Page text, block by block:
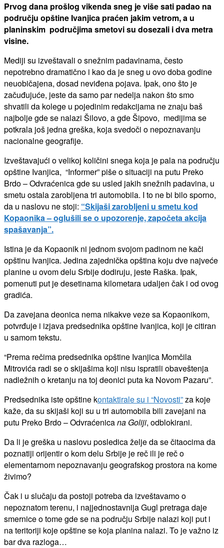
Prvog dana prošlog vikenda sneg je više sati padao na
području opštine Ivanjica praćen jakim vetrom, a u
planinskim područjima smetovi su dosezali i dva metra
visine.
Mediji su izveštavali o snežnim padavinama, često
nepotrebno dramatično i kao da je sneg u ovo doba godine
neuobičajena, dosad neviđena pojava. Ipak, ono što je
začuđujuće, jeste da samo par nedelja nakon što smo
shvatili da kolege u pojedinim redakcijama ne znaju baš
najbolje gde se nalazi Šilovo, a gde Šipovo, medijima se
potkrala još jedna greška, koja svedoči o nepoznavanju
nacionalne geografije.
Izveštavajući o velikoj količini snega koja je pala na području
opštine Ivanjica, “Informer” piše o situaciji na putu Preko
Brdo – Odvraćenica gde su usled jakih snežnih padavina, u
smetu ostala zarobljena tri automobila. I to ne bi bilo sporno,
da u naslovu ne stoji: “Skijaši zarobljeni u smetu kod
Kopaonika – oglušili se o upozorenje, započeta akcija
spašavanja”.
Istina je da Kopaonik ni jednom svojom padinom ne kači
opštinu Ivanjica. Jedina zajednička opština koju dve najveće
planine u ovom delu Srbije dodiruju, jeste Raška. Ipak,
pomenuti put je desetinama kilometara udaljen čak i od ovog
gradića.
Da zavejana deonica nema nikakve veze sa Kopaonikom,
potvrđuje i izjava predsednika opštine Ivanjica, koji je citiran
u samom tekstu.
“Prema rečima predsednika opštine Ivanjica Momčila
Mitrovića radi se o skijašima koji nisu ispratili obaveštenja
nadležnih o kretanju na toj deonici puta ka Novom Pazaru”.
Predsednika iste opštine kontaktirale su i “Novosti”za koje
kaže, da su skijaši koji su u tri automobila bili zavejani na
putu Preko Brdo – Odvraćenicana Goliji, odblokirani.
Da li je greška u naslovu posledica želje da se čitaocima da
poznatiji orijentir o kom delu Srbije je reč ili je reč o
elementarnom nepoznavanju geografskog prostora na kome
živimo?
Čak i u slučaju da postoji potreba da izveštavamo o
nepoznatom terenu, i najjednostavnija Gugl pretraga daje
smernice o tome gde se na području Srbije nalazi koji put i
na teritoriji koje opštine se koja planina nalazi. To je važno iz
bar dva razloga…